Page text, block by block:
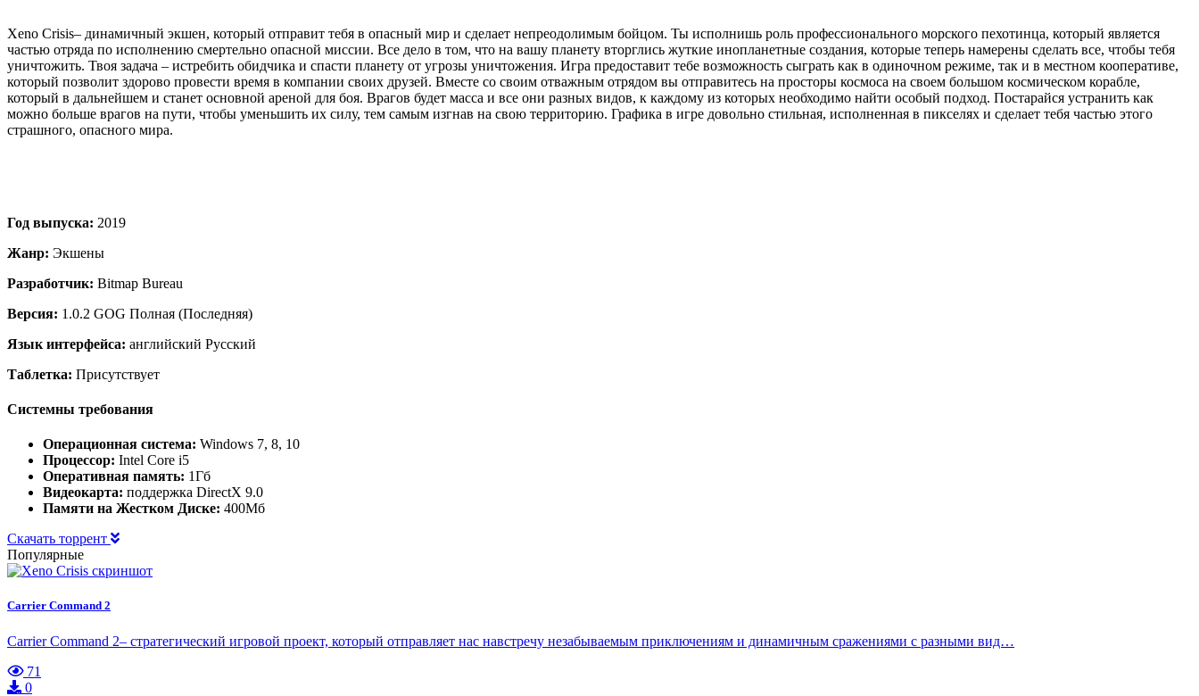
Xeno Crisis– динамичный экшен, который отправит тебя в опасный мир и сделает непреодолимым бойцом. Ты исполнишь роль профессионального морского пехотинца, который является
частью отряда по исполнению смертельно опасной миссии. Все дело в том, что на вашу планету вторглись жуткие инопланетные создания, которые теперь намерены сделать все, чтобы тебя
уничтожить. Твоя задача – истребить обидчика и спасти планету от угрозы уничтожения. Игра предоставит тебе возможность сыграть как в одиночном режиме, так и в местном кооперативе,
который позволит здорово провести время в компании своих друзей. Вместе со своим отважным отрядом вы отправитесь на просторы космоса на своем большом космическом корабле,
который в дальнейшем и станет основной ареной для боя. Врагов будет масса и все они разных видов, к каждому из которых необходимо найти особый подход. Постарайся устранить как
можно больше врагов на пути, чтобы уменьшить их силу, тем самым изгнав на свою территорию. Графика в игре довольно стильная, исполненная в пикселях и сделает тебя частью этого
страшного, опасного мира.
Год выпуска: 2019
Жанр: Экшены
Разработчик: Bitmap Bureau
Версия: 1.0.2 GOG Полная (Последняя)
Язык интерфейса: английский Русский
Таблетка: Присутствует
Системны требования
Операционная система: Windows 7, 8, 10
Процессор: Intel Core i5
Оперативная память: 1Гб
Видеокарта: поддержка DirectX 9.0
Памяти на Жестком Диске: 400Мб
Скачать торрент
Популярные
Carrier Command 2
Carrier Command 2– стратегический игровой проект, который отправляет нас навстречу незабываемым приключениям и динамичным сражениями с разными вид…
71
0